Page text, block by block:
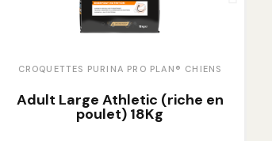
CROQUETTES PURINA PRO PLAN® CHIENS
Adult Large Athletic (riche en
poulet) 18Kg